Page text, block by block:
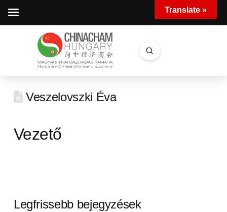
Search
Submit
Veszelovszki Éva
Vezető
Legfrissebb bejegyzések
Translate »